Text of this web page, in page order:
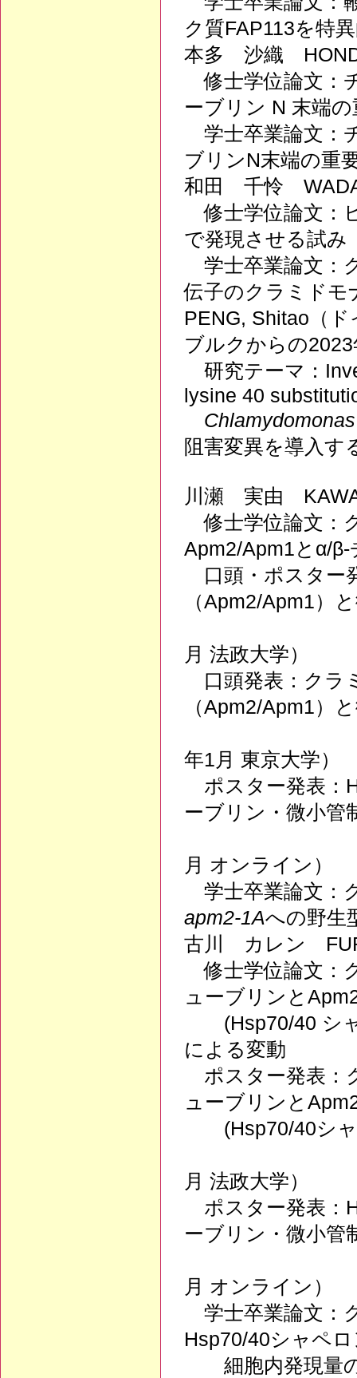
ク質FAP113を特
本多 沙織
修士学位論文：
ーブリン N 末端
学士卒業論文：
ブリンN末端の重
和田 千怜
修士学位論文：
で発現させる試み
学士卒業論文：
伝子のクラミドモ
PENG, Shitao（
ブルクからの
研究テーマ：
lysine 40
Chlamydomonas
阻害変異を導入す
川瀬 実由
修士学位論文：
Apm2/Apm1とα/
口頭・ポスター
（Apm2/Apm1）
月 法政大学）
口頭発表：クラ
（Apm2/Apm1）
年1月 東京大学）
ポスター発表：
ーブリン・微小管
月 オンライン）
学士卒業論文：
apm2-1Aへの野生
古川 カレン
修士学位論文：
ューブリンと
(Hsp70/40 シャ
による変動
ポスター発表：
ューブリンと
(Hsp70/40シャ
月 法政大学）
ポスター発表：
ーブリン・微小管
月 オンライン）
学士卒業論文：
Hsp70/40シャペ
細胞内発現量の